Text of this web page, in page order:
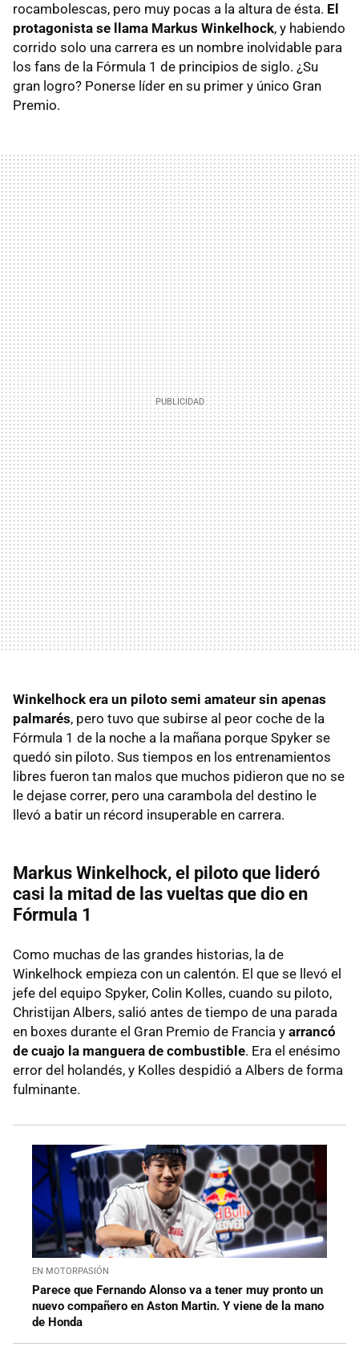
rocambolescas, pero muy pocas a la altura de ésta. El
protagonista se llama Markus Winkelhock, y habiendo
corrido solo una carrera es un nombre inolvidable para
los fans de la Fórmula 1 de principios de siglo. ¿Su
gran logro? Ponerse líder en su primer y único Gran
Premio.
Winkelhock era un piloto semi amateur sin apenas
palmarés, pero tuvo que subirse al peor coche de la
Fórmula 1 de la noche a la mañana porque Spyker se
quedó sin piloto. Sus tiempos en los entrenamientos
libres fueron tan malos que muchos pidieron que no se
le dejase correr, pero una carambola del destino le
llevó a batir un récord insuperable en carrera.
Markus Winkelhock, el piloto que lideró
casi la mitad de las vueltas que dio en
Fórmula 1
Como muchas de las grandes historias, la de
Winkelhock empieza con un calentón. El que se llevó el
jefe del equipo Spyker, Colin Kolles, cuando su piloto,
Christijan Albers, salió antes de tiempo de una parada
en boxes durante el Gran Premio de Francia y arrancó
de cuajo la manguera de combustible. Era el enésimo
error del holandés, y Kolles despidió a Albers de forma
fulminante.
EN MOTORPASIÓN
Parece que Fernando Alonso va a tener muy pronto un
nuevo compañero en Aston Martin. Y viene de la mano
de Honda